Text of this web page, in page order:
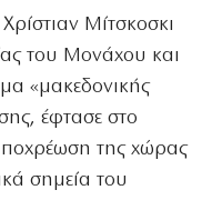
Μίτσκοσκι
του Μονάχου και
«μακεδονικής
έφτασε στο
της χώρας
σημεία του